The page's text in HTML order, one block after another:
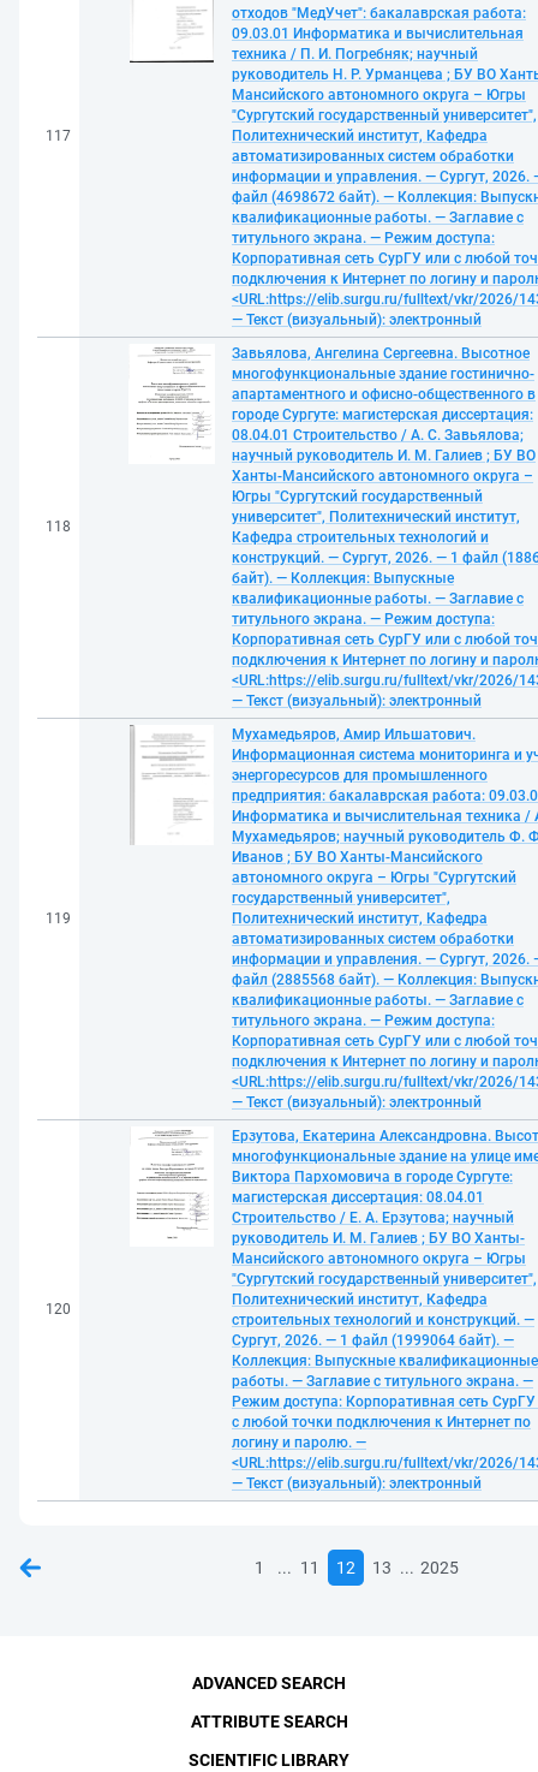
117
отходов "МедУчет": бакалаврская работа:
09.03.01 Информатика и вычислительная
техника / П. И. Погребняк; научный
руководитель Н. Р. Урманцева ; БУ ВО
Мансийского автономного округа – Югры
"Сургутский государственный университет",
Политехнический институт, Кафедра
автоматизированных систем обработки
информации и управления. — Сургут, 2026.
файл (4698672 байт). — Коллекция:
квалификационные работы. — Заглавие с
титульного экрана. — Режим доступа:
Корпоративная сеть СурГУ или с любой
подключения к Интернет по логину и
<URL:https://elib.surgu.ru/fulltext/vkr/2026/
— Текст (визуальный): электронный
118
Завьялова, Ангелина Сергеевна. Высотное
многофункциональные здание гостинично-
апартаментного и офисно-общественного в
городе Сургуте: магистерская диссертация:
08.04.01 Строительство / А. С. Завьялова;
научный руководитель И. М. Галиев ; БУ ВО
Ханты-Мансийского автономного округа –
Югры "Сургутский государственный
университет", Политехнический институт,
Кафедра строительных технологий и
конструкций. — Сургут, 2026. — 1 файл
байт). — Коллекция: Выпускные
квалификационные работы. — Заглавие с
титульного экрана. — Режим доступа:
Корпоративная сеть СурГУ или с любой
подключения к Интернет по логину и
<URL:https://elib.surgu.ru/fulltext/vkr/2026/
— Текст (визуальный): электронный
119
Мухамедьяров, Амир Ильшатович.
Информационная система мониторинга и
энергоресурсов для промышленного
предприятия: бакалаврская работа:
Информатика и вычислительная техника /
Мухамедьяров; научный руководитель Ф.
Иванов ; БУ ВО Ханты-Мансийского
автономного округа – Югры "Сургутский
государственный университет",
Политехнический институт, Кафедра
автоматизированных систем обработки
информации и управления. — Сургут, 2026.
файл (2885568 байт). — Коллекция:
квалификационные работы. — Заглавие с
титульного экрана. — Режим доступа:
Корпоративная сеть СурГУ или с любой
подключения к Интернет по логину и
<URL:https://elib.surgu.ru/fulltext/vkr/2026/
— Текст (визуальный): электронный
120
Ерзутова, Екатерина Александровна.
многофункциональные здание на улице
Виктора Пархомовича в городе Сургуте:
магистерская диссертация: 08.04.01
Строительство / Е. А. Ерзутова; научный
руководитель И. М. Галиев ; БУ ВО Ханты-
Мансийского автономного округа – Югры
"Сургутский государственный университет",
Политехнический институт, Кафедра
строительных технологий и конструкций. —
Сургут, 2026. — 1 файл (1999064 байт). —
Коллекция: Выпускные квалификационные
работы. — Заглавие с титульного экрана. —
Режим доступа: Корпоративная сеть
с любой точки подключения к Интернет по
логину и паролю. —
<URL:https://elib.surgu.ru/fulltext/vkr/2026/
— Текст (визуальный): электронный
1 ... 11 12 13 ... 2025
ADVANCED SEARCH
ATTRIBUTE SEARCH
SCIENTIFIC LIBRARY